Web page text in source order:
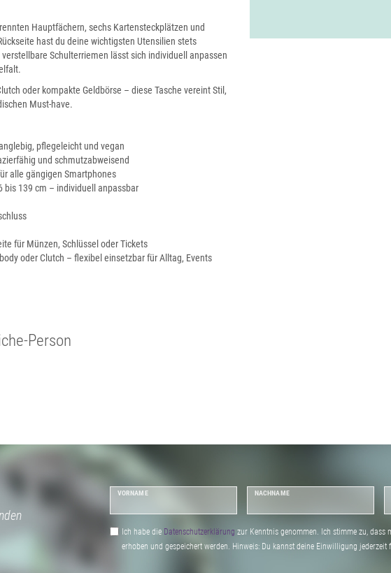
Hauptfächern, sechs Kartensteckplätzen und
hast du deine wichtigsten Utensilien stets
Schulterriemen lässt sich individuell anpassen
oder kompakte Geldbörse – diese Tasche vereint Stil,
Must-have.
pflegeleicht und vegan
und schmutzabweisend
alle gängigen Smartphones
bis 139 cm – individuell anpassbar
für Münzen, Schlüssel oder Tickets
oder Clutch – flexibel einsetzbar für Alltag, Events
Person
VORNAME NACHNAME
Ich habe die Daten­schutz­erklärung zur Kenntnis genommen. Ich stimme zu, dass
erhoben und gespeichert werden. Hinweis: Du kannst deine Einwilligung